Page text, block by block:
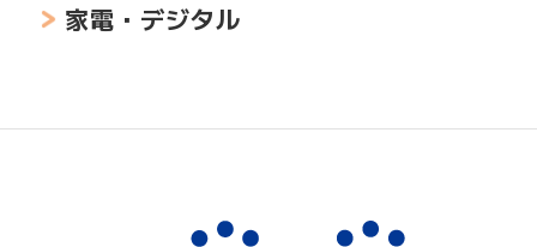
家電・デジタル